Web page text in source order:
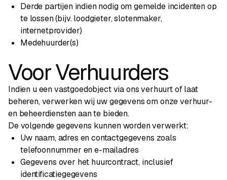
Derde partijen indien nodig om gemelde incidenten op
te lossen (bijv. loodgieter, slotenmaker,
internetprovider)
Medehuurder(s)
Voor Verhuurders
Indien u een vastgoedobject via ons verhuurt of laat
beheren, verwerken wij uw gegevens om onze verhuur-
en beheerdiensten aan te bieden.
De volgende gegevens kunnen worden verwerkt:
Uw naam, adres en contactgegevens zoals
telefoonnummer en e-mailadres
Gegevens over het huurcontract, inclusief
identificatiegegevens